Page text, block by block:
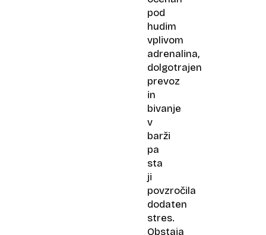
pod
hudim
vplivom
adrenalina,
dolgotrajen
prevoz
in
bivanje
v
barži
pa
sta
ji
povzročila
dodaten
stres.
Obstaja